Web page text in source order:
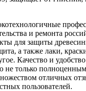
и ремонта
для защиты
а также лаки,
Качество и
не только
отличных
пользователей.